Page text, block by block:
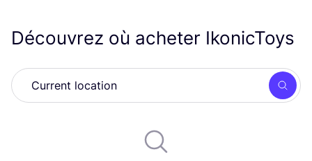
Découvrez où acheter IkonicToys